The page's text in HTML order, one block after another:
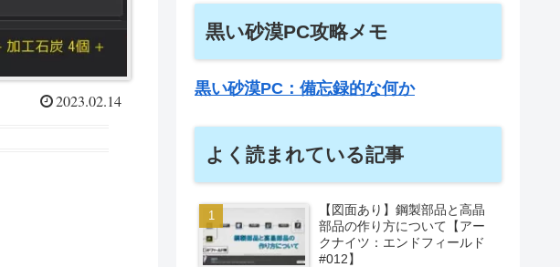
2023.02.14
黒い砂漠PC攻略メモ
黒い砂漠PC：備忘録的な何か
よく読まれている記事
【図面あり】鋼製部品と高晶
部品の作り方について【アー
クナイツ：エンドフィールド
#012】